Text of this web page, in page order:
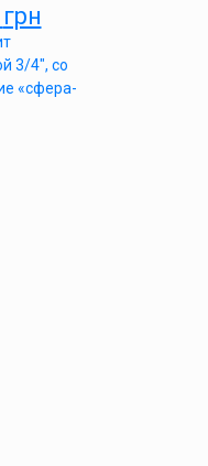
грн
3/4″, со
«сфера-